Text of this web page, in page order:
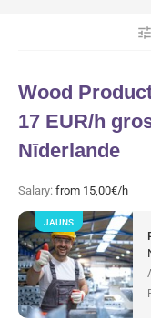
tune
Wood
17 EUR/h
Nīderlande
Salary: from 15,00€/h
JAUNS